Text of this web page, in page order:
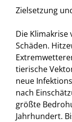
Zielsetzung
Die
Schäden.
tierische
neue
nach
größte
Jahrhundert.